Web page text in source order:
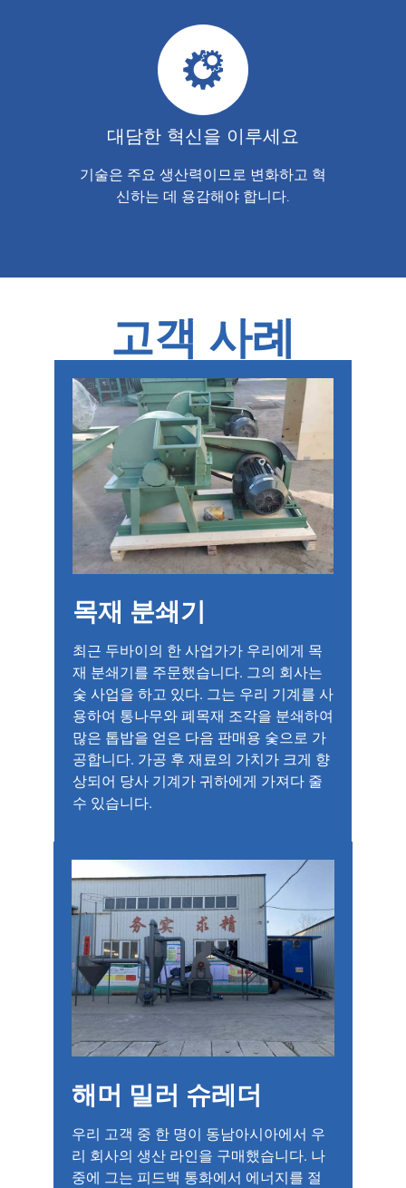
대담한 혁신을 이루세요
기술은 주요 생산력이므로 변화하고 혁
신하는 데 용감해야 합니다.
고객 사례
목재 분쇄기
최근 두바이의 한 사업가가 우리에게 목
재 분쇄기를 주문했습니다. 그의 회사는
숯 사업을 하고 있다. 그는 우리 기계를 사
용하여 통나무와 폐목재 조각을 분쇄하여
많은 톱밥을 얻은 다음 판매용 숯으로 가
공합니다. 가공 후 재료의 가치가 크게 향
상되어 당사 기계가 귀하에게 가져다 줄
수 있습니다.
해머 밀러 슈레더
우리 고객 중 한 명이 동남아시아에서 우
리 회사의 생산 라인을 구매했습니다. 나
중에 그는 피드백 통화에서 에너지를 절